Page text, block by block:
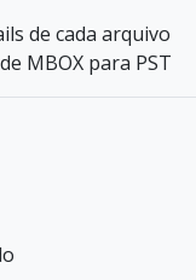
de cada arquivo
MBOX para PST